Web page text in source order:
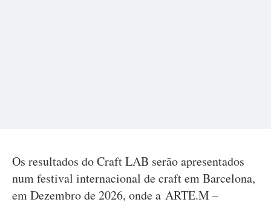
Os resultados do Craft LAB serão apresentados
num festival internacional de craft em Barcelona,
em Dezembro de 2026, onde a ARTE.M –